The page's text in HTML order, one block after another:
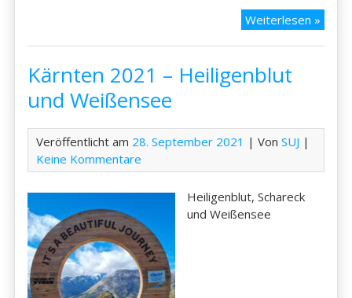
Weiterlesen »
Kärnten 2021 – Heiligenblut
und Weißensee
Veröffentlicht am 28. September 2021 | VonSUJ |
Keine Kommentare
Heiligenblut, Schareck
und Weißensee